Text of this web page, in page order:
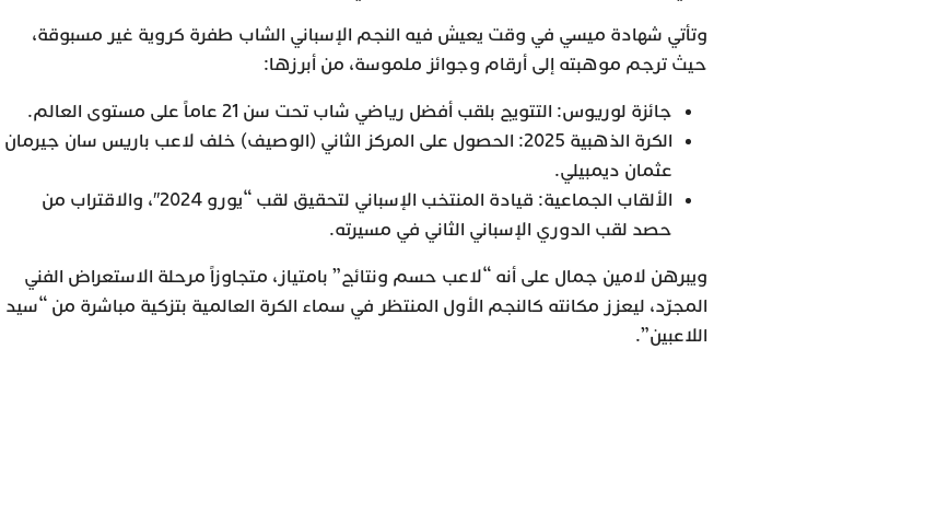
وتأتي شهادة ميسي في وقت يعيش فيه النجم الإسباني الشاب طفرة كروية غير مسبوقة،
حيث ترجم موهبته إلى أرقام وجوائز ملموسة، من أبرزها:
جائزة لوريوس: التتويج بلقب أفضل رياضي شاب تحت سن 21 عاماً على مستوى العالم.
الكرة الذهبية 2025: الحصول على المركز الثاني (الوصيف) خلف لاعب باريس سان جيرمان
عثمان ديمبيلي.
الألقاب الجماعية: قيادة المنتخب الإسباني لتحقيق لقب “يورو 2024″، والاقتراب من
حصد لقب الدوري الإسباني الثاني في مسيرته.
ويبرهن لامين جمال على أنه “لاعب حسم ونتائج” بامتياز، متجاوزاً مرحلة الاستعراض الفني
المجرّد، ليعزز مكانته كالنجم الأول المنتظر في سماء الكرة العالمية بتزكية مباشرة من “سيد
اللاعبين”.